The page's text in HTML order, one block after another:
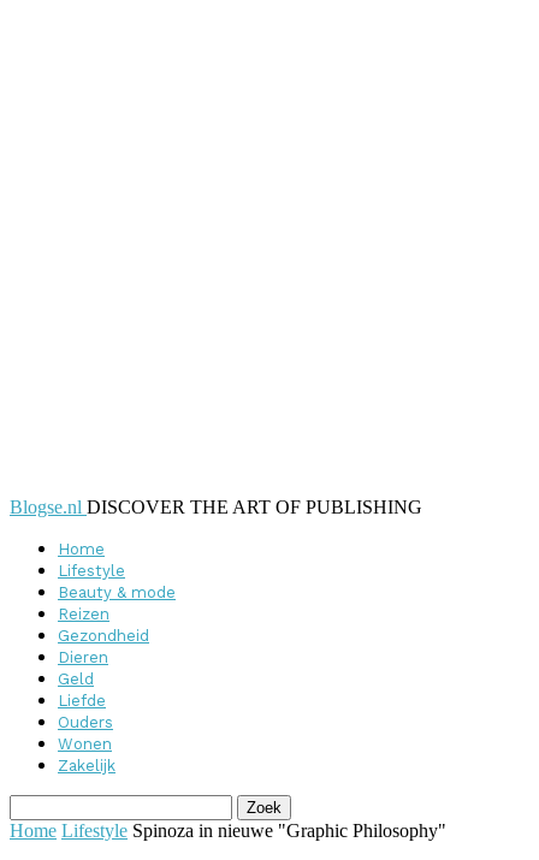
Blogse.nl DISCOVER THE ART OF PUBLISHING
Home
Lifestyle
Beauty & mode
Reizen
Gezondheid
Dieren
Geld
Liefde
Ouders
Wonen
Zakelijk
Home Lifestyle Spinoza in nieuwe "Graphic Philosophy"